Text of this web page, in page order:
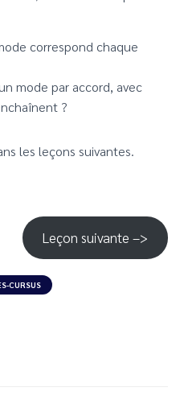
correspond chaque
mode par accord, avec
?
les leçons suivantes.
Leçon suivante –>
CURSUS